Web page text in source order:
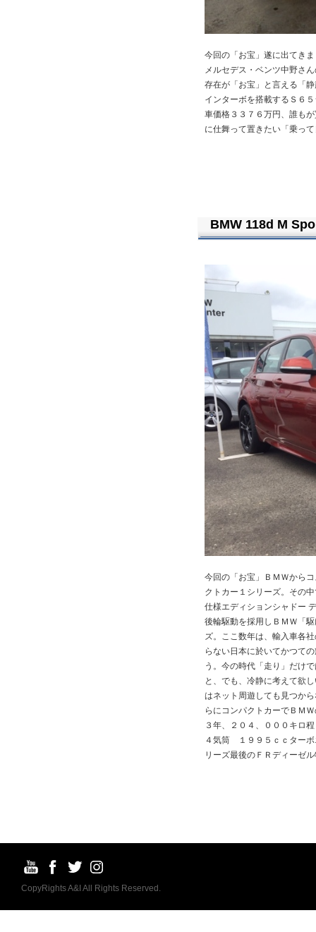
今回の「お宝」遂に出てき
メルセデス・ベンツ中野さ
存在が「お宝」と言える「
インターボを搭載するＳ６
車価格３３７６万円、誰も
に仕舞って置きたい「乗っ
BMW 118d M
今回の「お宝」ＢＭＷから
クトカー１シリーズ。その
仕様エディションシャドー
後輪駆動を採用しＢＭＷ「
ズ。ここ数年は、輸入車各
らない日本に於いてかつて
う。今の時代「走り」だけ
と、でも、冷静に考えて欲
はネット周遊しても見つか
らにコンパクトカーでＢＭ
３年、２０４、０００キロ
４気筒 １９９５ｃｃター
リーズ最後のＦＲディーゼ
CopyRights A&I All Rights Reserved.